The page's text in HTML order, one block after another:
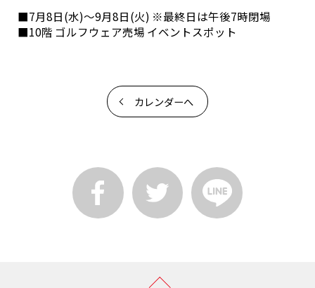
■7月8日(水)～9月8日(火) ※最終日は午後7時閉場
■10階 ゴルフウェア売場 イベントスポット
カレンダーへ